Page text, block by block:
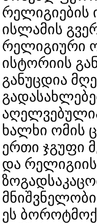
რელიგიების
ისლამის
რელიგიური
ისტორიის
განუცდია
ხალხი ომის
ერთი ჯგუფი
და
ეს